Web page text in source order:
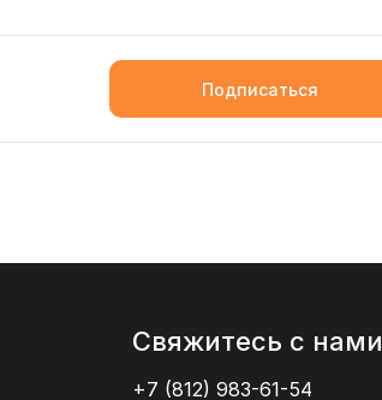
Подписаться
Свяжитесь с нами
+7 (812) 983-61-54